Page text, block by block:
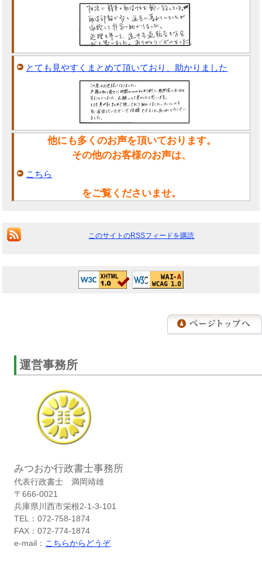
とても見やすくまとめて頂いており、助かりました
他にも多くのお声を頂いております。
その他のお客様のお声は、
こちら
をご覧くださいませ。
このサイトのRSSフィードを購読
運営事務所
みつおか行政書士事務所
代表行政書士 満岡靖雄
〒666-0021
兵庫県川西市栄根2-1-3-101
TEL：072-758-1874
FAX：072-774-1874
e-mail： こちらからどうぞ